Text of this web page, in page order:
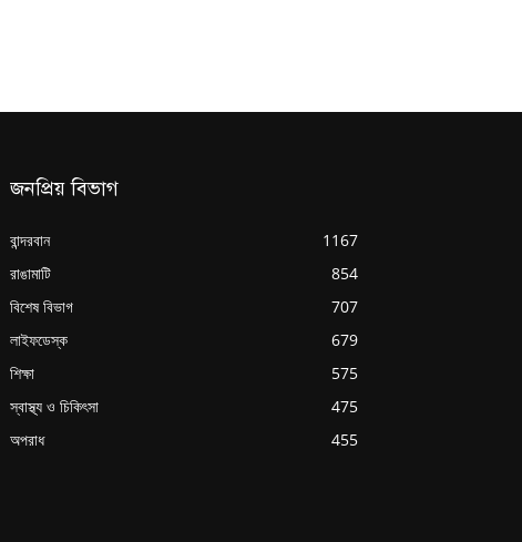
জনপ্রিয় বিভাগ
বান্দরবান
1167
রাঙামাটি
854
বিশেষ বিভাগ
707
লাইফডেস্ক
679
শিক্ষা
575
স্বাস্থ্য ও চিকিৎসা
475
অপরাধ
455